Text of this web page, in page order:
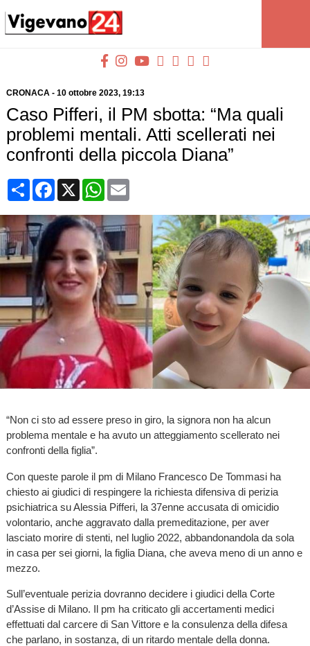
CRONACA- 10 ottobre 2023, 19:13
Caso Pifferi, il PM sbotta: “Ma quali
problemi mentali. Atti scellerati nei
confronti della piccola Diana”
CondividiFacebook
X WhatsApp
Email
“Non ci sto ad essere preso in giro, la signora non ha alcun
problema mentale e ha avuto un atteggiamento scellerato nei
confronti della figlia”.
Con queste parole il pm di Milano Francesco De Tommasi ha
chiesto ai giudici di respingere la richiesta difensiva di perizia
psichiatrica su Alessia Pifferi, la 37enne accusata di omicidio
volontario, anche aggravato dalla premeditazione, per aver
lasciato morire di stenti, nel luglio 2022, abbandonandola da sola
in casa per sei giorni, la figlia Diana, che aveva meno di un anno e
mezzo.
Sull’eventuale perizia dovranno decidere i giudici della Corte
d’Assise di Milano. Il pm ha criticato gli accertamenti medici
effettuati dal carcere di San Vittore e la consulenza della difesa
che parlano, in sostanza, di un ritardo mentale della donna.